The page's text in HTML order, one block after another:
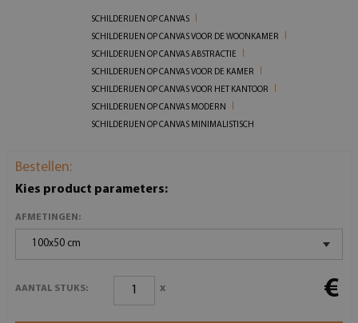
SCHILDERIJEN OP CANVAS
SCHILDERIJEN OP CANVAS VOOR DE WOONKAMER
SCHILDERIJEN OP CANVAS ABSTRACTIE
SCHILDERIJEN OP CANVAS VOOR DE KAMER
SCHILDERIJEN OP CANVAS VOOR HET KANTOOR
SCHILDERIJEN OP CANVAS MODERN
SCHILDERIJEN OP CANVAS MINIMALISTISCH
Bestellen:
Kies product parameters:
AFMETINGEN:
100x50 cm
AANTAL STUKS: x €